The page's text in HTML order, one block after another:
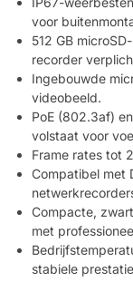
voor
512 GB
recorder
Ingebouwde
videobeeld.
PoE (802.3af)
volstaat voor
Frame rates tot
Compatibel met
Compacte,
met
stabiele